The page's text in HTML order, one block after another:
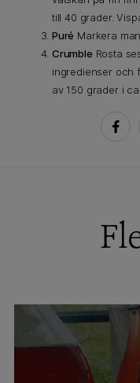
till 40 grader.
Puré Markera
Crumble Rosta
ingredienser och
av 150 grader i